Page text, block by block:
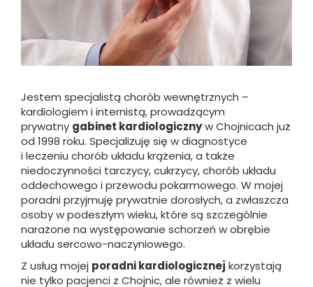
Jestem specjalistą chorób wewnętrznych –
kardiologiem i internistą, prowadzącym
prywatny gabinet kardiologicznyw Chojnicach już
od 1998 roku. Specjalizuję się w diagnostyce
i leczeniu chorób układu krążenia, a także
niedoczynności tarczycy, cukrzycy, chorób układu
oddechowego i przewodu pokarmowego. W mojej
poradni przyjmuję prywatnie dorosłych, a zwłaszcza
osoby w podeszłym wieku, które są szczególnie
narażone na występowanie schorzeń w obrębie
układu sercowo-naczyniowego.
Z usług mojej poradni kardiologicznej korzystają
nie tylko pacjenci z Chojnic, ale również z wielu